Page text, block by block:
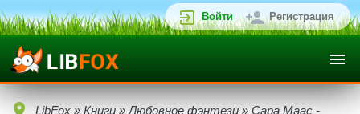
Войти Регистрация
LibFox » Книги » Любовное фэнтези » Сара Маас -